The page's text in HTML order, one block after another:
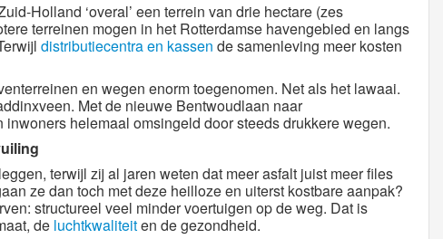
Holland ‘overal’ een terrein van drie hectare (zes
terreinen mogen in het Rotterdamse havengebied en langs
distributiecentra en kassen de samenleving meer kosten
en wegen enorm toegenomen. Net als het lawaai.
Met de nieuwe Bentwoudlaan naar
inwoners helemaal omsingeld door steeds drukkere wegen.
terwijl zij al jaren weten dat meer asfalt juist meer files
ze dan toch met deze heilloze en uiterst kostbare aanpak?
structureel veel minder voertuigen op de weg. Dat is
de luchtkwaliteiten de gezondheid.